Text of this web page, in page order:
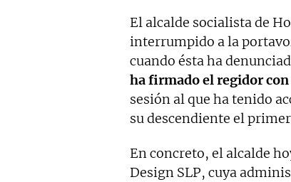
El alcalde socialista de
interrumpido a la
cuando ésta ha
ha firmado el regidor
sesión al que ha tenido
su descendiente el
En concreto, el alcalde
Design SLP, cuya